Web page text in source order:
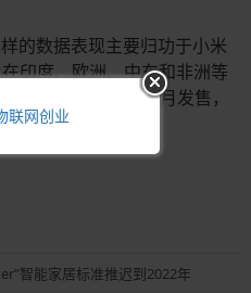
的数据表现主要归功于小米
印度、欧洲、中东和非洲等
米手环 3 于今年 6 月发售，
智能家居标准推迟到2022年